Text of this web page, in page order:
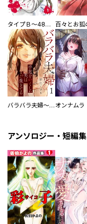
タイプＢ～48時間後、致死率100％～【単話】
バラバラ夫婦～手足をなくした夫はまだ生きてる オンナムラ
アンソロジー・短編集